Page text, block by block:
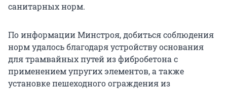
санитарных норм.
По информации Минстроя, добиться соблюдения
норм удалось благодаря устройству основания
для трамвайных путей из фибробетона с
применением упругих элементов, а также
установке пешеходного ограждения из